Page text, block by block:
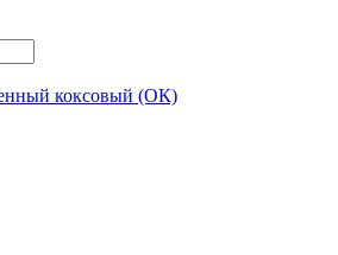
коксовый (ОК)